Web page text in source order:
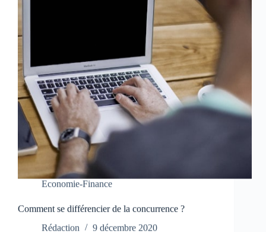
Economie-Finance
Comment se différencier de la concurrence ?
Rédaction
9 décembre 2020